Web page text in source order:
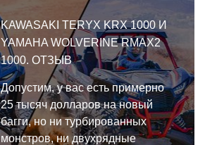
KAWASAKI TERYX KRX 1000 И
YAMAHA WOLVERINE RMAX2
1000. ОТЗЫВ
Допустим, у вас есть примерно
25 тысяч долларов на новый
багги, но ни турбированных
монстров, ни двухрядные